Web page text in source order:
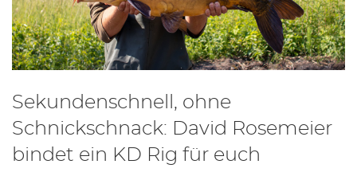
Sekundenschnell, ohne
Schnickschnack: David Rosemeier
bindet ein KD Rig für euch